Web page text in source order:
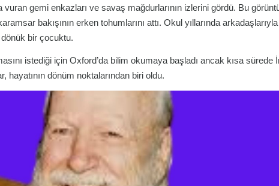
vuran gemi enkazları ve savaş mağdurlarının izlerini gördü. Bu
bakışının erken tohumlarını attı. Okul yıllarında arkadaşlarıyla
bir çocuktu.
istediği için Oxford’da bilim okumaya başladı ancak kısa sürede
hayatının dönüm noktalarından biri oldu.